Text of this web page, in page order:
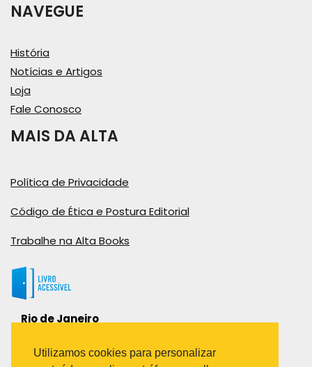
NAVEGUE
História
Notícias e Artigos
Loja
Fale Conosco
MAIS DA ALTA
Política de Privacidade
Código de Ética e Postura Editorial
Trabalhe na Alta Books
Rio de Janeiro
Bairro Industrial do Jacaré
Utilizamos cookies para personalizar